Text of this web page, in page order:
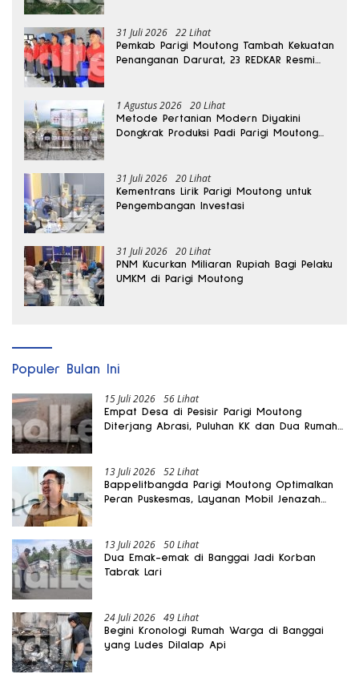
31 Juli 2026 22 Lihat
Pemkab Parigi Moutong Tambah Kekuatan
Penanganan Darurat, 23 REDKAR Resmi
1 Agustus 2026 20 Lihat
Metode Pertanian Modern Diyakini
Dongkrak Produksi Padi Parigi Moutong
31 Juli 2026 20 Lihat
Kementrans Lirik Parigi Moutong untuk
Pengembangan Investasi
31 Juli 2026 20 Lihat
PNM Kucurkan Miliaran Rupiah Bagi Pelaku
UMKM di Parigi Moutong
Populer Bulan Ini
15 Juli 2026 56 Lihat
Empat Desa di Pesisir Parigi Moutong
Diterjang Abrasi, Puluhan KK dan Dua Rumah
13 Juli 2026 52 Lihat
Bappelitbangda Parigi Moutong Optimalkan
Peran Puskesmas, Layanan Mobil Jenazah
13 Juli 2026 50 Lihat
Dua Emak-emak di Banggai Jadi Korban
Tabrak Lari
24 Juli 2026 49 Lihat
Begini Kronologi Rumah Warga di Banggai
yang Ludes Dilalap Api